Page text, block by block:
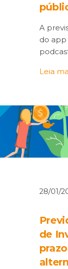
A
do app
Leia
28/01/
de